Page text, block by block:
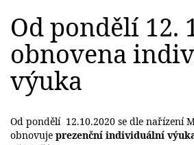
Od pondělí 12.
obnovena
výuka
Od pondělí 12.10.2020 se dle nařízení
obnovuje prezenční individuální